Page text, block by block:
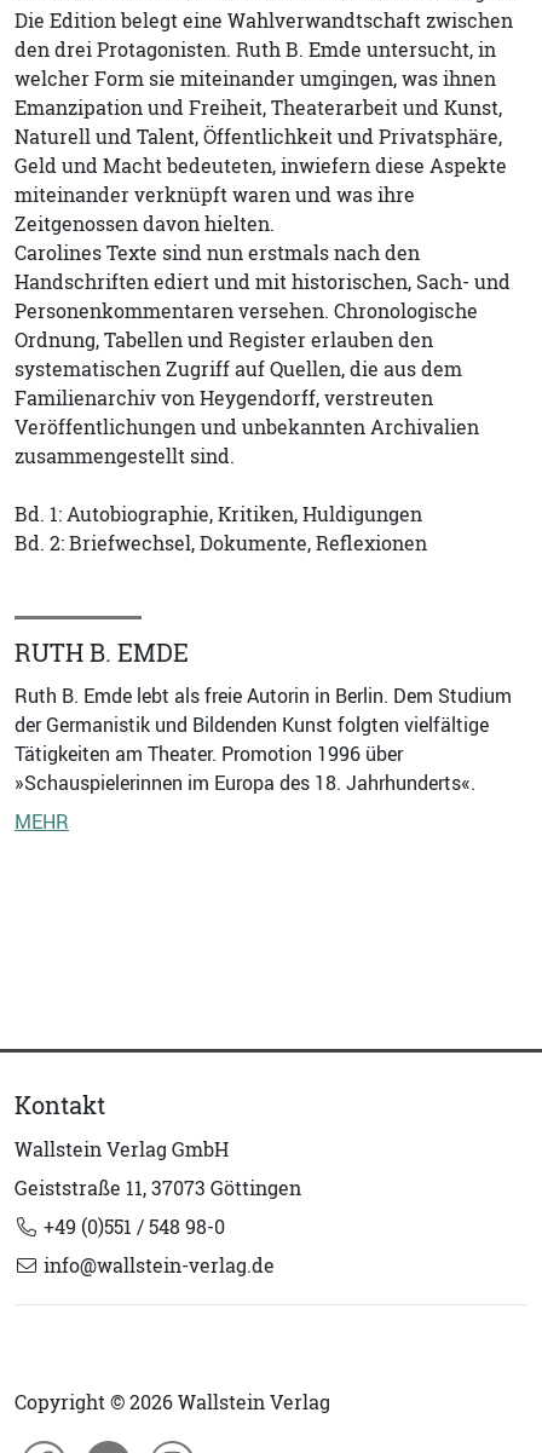
Die Edition belegt eine Wahlverwandtschaft zwischen
den drei Protagonisten. Ruth B. Emde untersucht, in
welcher Form sie miteinander umgingen, was ihnen
Emanzipation und Freiheit, Theaterarbeit und Kunst,
Naturell und Talent, Öffentlichkeit und Privatsphäre,
Geld und Macht bedeuteten, inwiefern diese Aspekte
miteinander verknüpft waren und was ihre
Zeitgenossen davon hielten.
Carolines Texte sind nun erstmals nach den
Handschriften ediert und mit historischen, Sach- und
Personenkommentaren versehen. Chronologische
Ordnung, Tabellen und Register erlauben den
systematischen Zugriff auf Quellen, die aus dem
Familienarchiv von Heygendorff, verstreuten
Veröffentlichungen und unbekannten Archivalien
zusammengestellt sind.
Bd. 1: Autobiographie, Kritiken, Huldigungen
Bd. 2: Briefwechsel, Dokumente, Reflexionen
RUTH B. EMDE
Ruth B. Emde lebt als freie Autorin in Berlin. Dem Studium
der Germanistik und Bildenden Kunst folgten vielfältige
Tätigkeiten am Theater. Promotion 1996 über
»Schauspielerinnen im Europa des 18. Jahrhunderts«.
MEHR
Kontakt
Wallstein Verlag GmbH
Geiststraße 11, 37073 Göttingen
+49 (0)551 / 548 98-0
info@wallstein-verlag.de
Copyright © 2026 Wallstein Verlag